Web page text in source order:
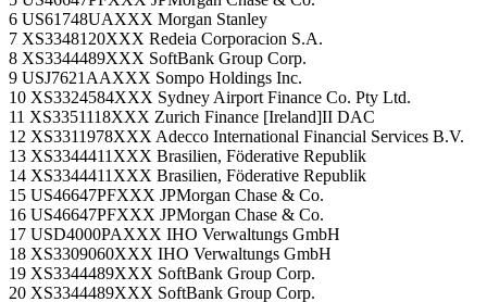
6 US61748UAXXX Morgan Stanley
7 XS3348120XXX Redeia Corporacion S.A.
8 XS3344489XXX SoftBank Group Corp.
9 USJ7621AAXXX Sompo Holdings Inc.
10 XS3324584XXX Sydney Airport Finance Co. Pty Ltd.
11 XS3351118XXX Zurich Finance [Ireland]II DAC
12 XS3311978XXX Adecco International Financial Services B.V.
13 XS3344411XXX Brasilien, Föderative Republik
14 XS3344411XXX Brasilien, Föderative Republik
15 US46647PFXXX JPMorgan Chase & Co.
16 US46647PFXXX JPMorgan Chase & Co.
17 USD4000PAXXX IHO Verwaltungs GmbH
18 XS3309060XXX IHO Verwaltungs GmbH
19 XS3344489XXX SoftBank Group Corp.
20 XS3344489XXX SoftBank Group Corp.